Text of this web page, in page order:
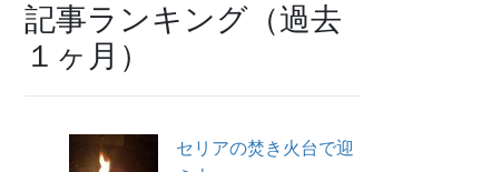
記事ランキング（過去
１ヶ月）
セリアの焚き火台で迎